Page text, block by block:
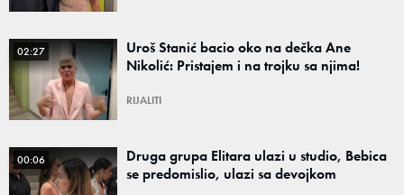
02:27
Uroš Stanić bacio oko na dečka Ane
Nikolić: Pristajem i na trojku sa njima!
RIJALITI
00:06
Druga grupa Elitara ulazi u studio, Bebica
se predomislio, ulazi sa devojkom